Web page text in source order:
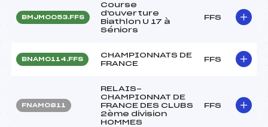
BMJM0053.FFS
Course
d'ouverture
Biathlon U 17 à
Séniors
FFS
BNAM0114.FFS
CHAMPIONNATS DE
FRANCE
FFS
FNAM0811
RELAIS-
CHAMPIONNAT DE
FRANCE DES CLUBS
2ème division
HOMMES
FFS